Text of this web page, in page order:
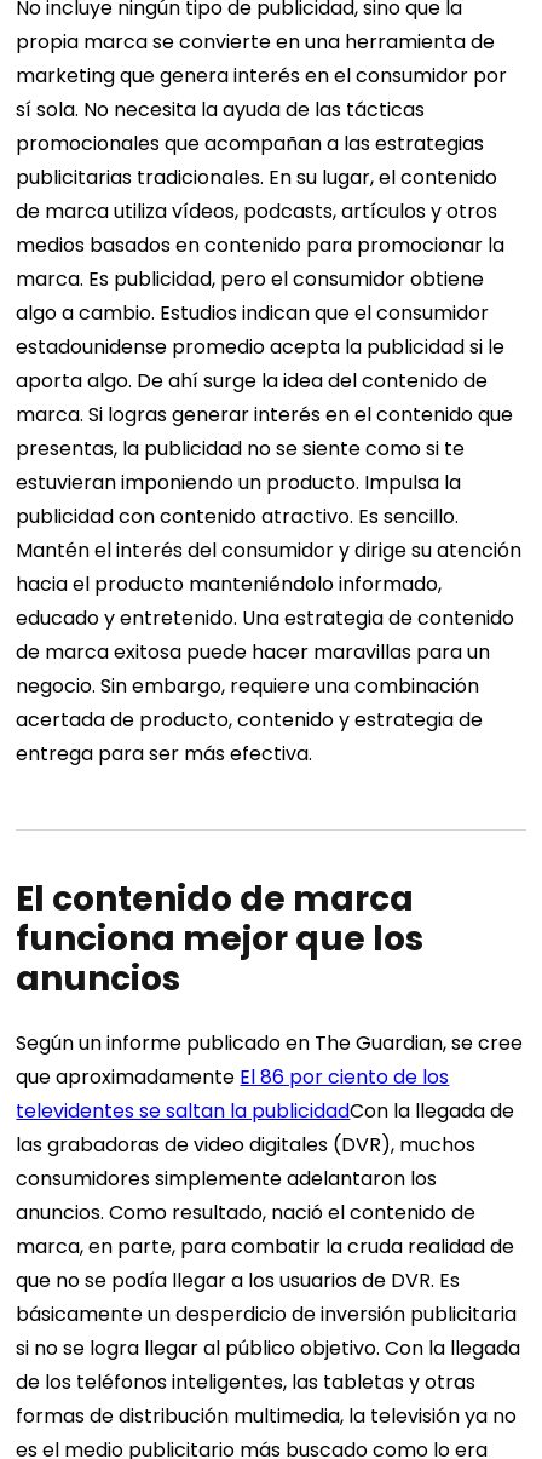
No incluye ningún tipo de publicidad, sino que la
propia marca se convierte en una herramienta de
marketing que genera interés en el consumidor por
sí sola. No necesita la ayuda de las tácticas
promocionales que acompañan a las estrategias
publicitarias tradicionales. En su lugar, el contenido
de marca utiliza vídeos, podcasts, artículos y otros
medios basados ​​en contenido para promocionar la
marca. Es publicidad, pero el consumidor obtiene
algo a cambio. Estudios indican que el consumidor
estadounidense promedio acepta la publicidad si le
aporta algo. De ahí surge la idea del contenido de
marca. Si logras generar interés en el contenido que
presentas, la publicidad no se siente como si te
estuvieran imponiendo un producto. Impulsa la
publicidad con contenido atractivo. Es sencillo.
Mantén el interés del consumidor y dirige su atención
hacia el producto manteniéndolo informado,
educado y entretenido. Una estrategia de contenido
de marca exitosa puede hacer maravillas para un
negocio. Sin embargo, requiere una combinación
acertada de producto, contenido y estrategia de
entrega para ser más efectiva.
El contenido de marca
funciona mejor que los
anuncios
Según un informe publicado en The Guardian, se cree
que aproximadamente El 86 por ciento de los
televidentes se saltan la publicidadCon la llegada de
las grabadoras de video digitales (DVR), muchos
consumidores simplemente adelantaron los
anuncios. Como resultado, nació el contenido de
marca, en parte, para combatir la cruda realidad de
que no se podía llegar a los usuarios de DVR. Es
básicamente un desperdicio de inversión publicitaria
si no se logra llegar al público objetivo. Con la llegada
de los teléfonos inteligentes, las tabletas y otras
formas de distribución multimedia, la televisión ya no
es el medio publicitario más buscado como lo era